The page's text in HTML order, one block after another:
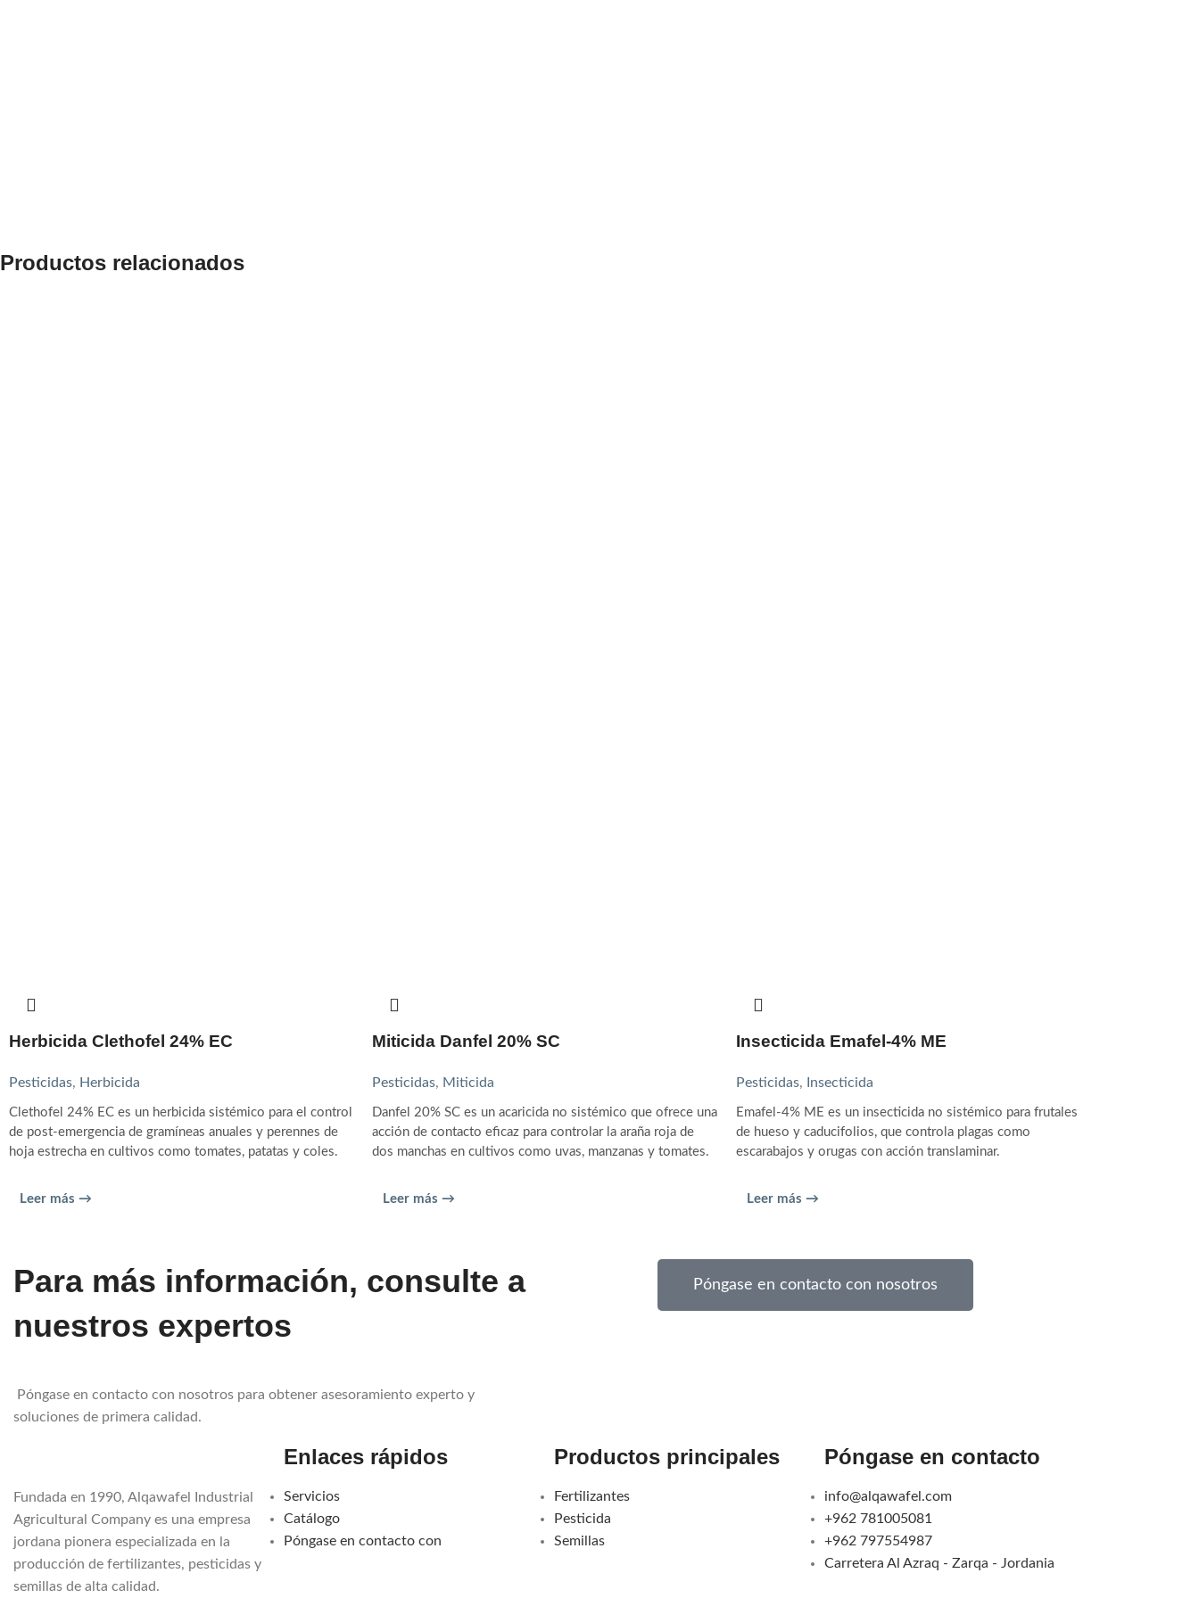
Productos relacionados
Herbicida Clethofel 24% EC
Pesticidas, Herbicida
Clethofel 24% EC es un herbicida sistémico para el control
de post-emergencia de gramíneas anuales y perennes de
hoja estrecha en cultivos como tomates, patatas y coles.
Leer más →
Miticida Danfel 20% SC
Pesticidas, Miticida
Danfel 20% SC es un acaricida no sistémico que ofrece una
acción de contacto eficaz para controlar la araña roja de
dos manchas en cultivos como uvas, manzanas y tomates.
Leer más →
Insecticida Emafel-4% ME
Pesticidas, Insecticida
Emafel-4% ME es un insecticida no sistémico para frutales
de hueso y caducifolios, que controla plagas como
escarabajos y orugas con acción translaminar.
Leer más →
Para más información, consulte a
nuestros expertos
Póngase en contacto con nosotros para obtener asesoramiento experto y
soluciones de primera calidad.
Póngase en contacto con nosotros
Fundada en 1990, Alqawafel Industrial
Agricultural Company es una empresa
jordana pionera especializada en la
producción de fertilizantes, pesticidas y
semillas de alta calidad.
Enlaces rápidos
Servicios
Catálogo
Póngase en contacto con
Productos principales
Fertilizantes
Pesticida
Semillas
Póngase en contacto
info@alqawafel.com
+962 781005081
+962 797554987
Carretera Al Azraq - Zarqa - Jordania